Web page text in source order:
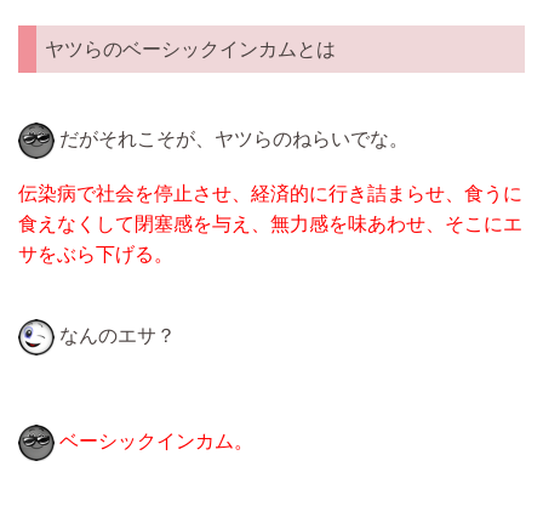
ヤツらのベーシックインカムとは
だがそれこそが、ヤツらのねらいでな。
伝染病で社会を停止させ、経済的に行き詰まらせ、食うに
食えなくして閉塞感を与え、無力感を味あわせ、そこにエ
サをぶら下げる。
なんのエサ？
ベーシックインカム。